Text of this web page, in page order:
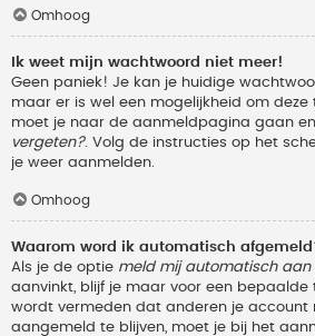
Omhoog
Ik weet mijn wachtwoord niet meer!
Geen paniek! Je kan je huidige
maar er is wel een mogelijkheid om deze
moet je naar de aanmeldpagina gaan
vergeten?. Volg de instructies op het
je weer aanmelden.
Omhoog
Waarom word ik automatisch
Als je de optie meld mij automatisch aan
aanvinkt, blijf je maar voor een bepaalde
wordt vermeden dat anderen je account
aangemeld te blijven, moet je bij het